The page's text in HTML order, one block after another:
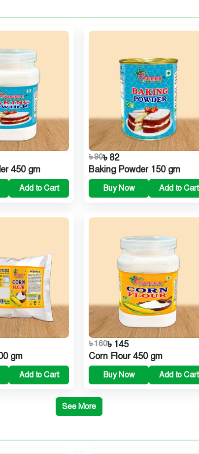
450 gm
Add to Cart
৳ 90৳ 82
Baking Powder 150 gm
Buy Now Add to Cart
gm
Add to Cart
৳ 160৳ 145
Corn Flour 450 gm
Buy Now Add to Cart
See More